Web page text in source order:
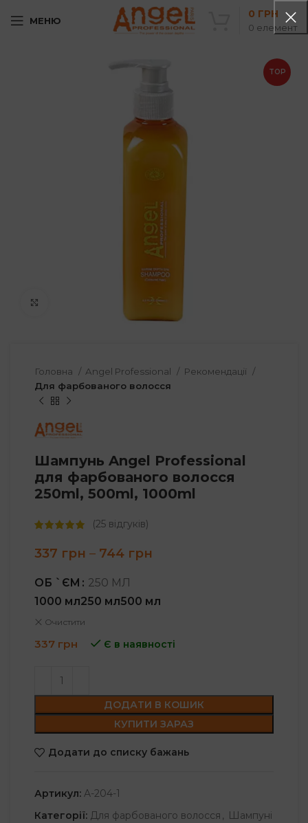
МЕНЮ
0 елемент
0 ГРН
TOP
Клацніть, щоб збільшити
Головна Angel Professional
Рекомендації
Для фарбованого волосся
Шампунь Angel Professional
для фарбованого волосся
250ml, 500ml, 1000ml
(25 відгуків)
337 грн – 744 грн
through
744 грн
ОБ `ЄМ
250 МЛ
1000 мл250 мл500 мл
Очистити
337 грн Є в наявності
ДОДАТИ В КОШИК
КУПИТИ ЗАРАЗ
Додати до списку бажань
Артикул: A-204-1
Категорії: Для фарбованого волосся , Шампуні